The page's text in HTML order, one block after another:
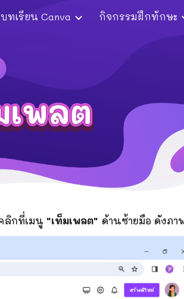
to navigation
บทเรียน Canva กิจกรรมฝึกทักษะ
ลิกที่เมนู "เท็มเพลต" ด้านซ้ายมือ ดังภา